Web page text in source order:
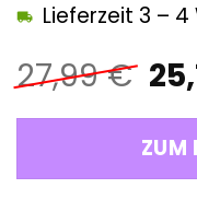
27,99€
Lieferzeit 3 –
ZUM